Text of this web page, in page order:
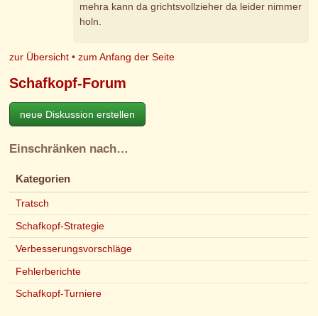
mehra kann da grichtsvollzieher da leider nimmer
holn.
zur Übersicht •zum Anfang der Seite
Schafkopf-Forum
neue Diskussion erstellen
Einschränken nach…
Kategorien
Tratsch
Schafkopf-Strategie
Verbesserungsvorschläge
Fehlerberichte
Schafkopf-Turniere